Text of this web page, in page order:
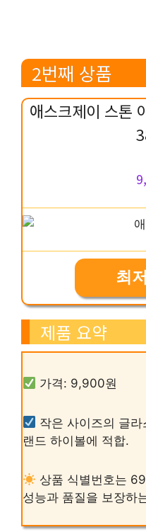
2번째 상품
애스크제이 스톤
최
제품 요약
가격: 9,900원
작은 사이즈의 글
랜드 하이볼에 적합.
상품 식별번호는
성능과 품질을 보장하